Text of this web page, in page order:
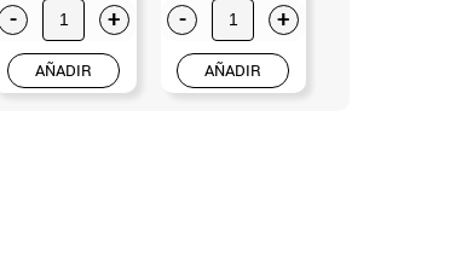
- +
AÑADIR
- +
AÑADIR